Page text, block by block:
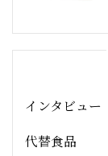
インタビュー
代替食品